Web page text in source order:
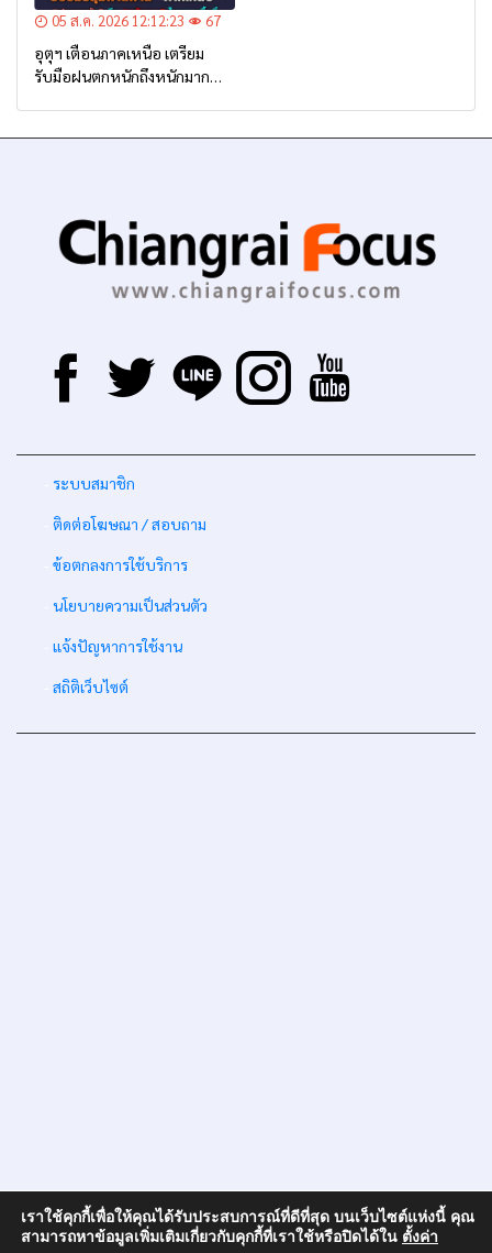
05 ส.ค. 2026 12:12:23 67
อุตุฯ เตือนภาคเหนือ เตรียม
รับมือฝนตกหนักถึงหนักมาก
เราใช้คุกกี้เพื่อให้คุณได้รับประสบการณ์ที่ดีที่สุด บนเว็บไซต์แห่งนี้ คุณ
สามารถหาข้อมูลเพิ่มเติมเกี่ยวกับคุกกี้ที่เราใช้หรือปิดได้ใน ตั้งค่า
ระบบสมาชิก
ติดต่อโฆษณา / สอบถาม
ข้อตกลงการใช้บริการ
นโยบายความเป็นส่วนตัว
แจ้งปัญหาการใช้งาน
สถิติเว็บไซต์